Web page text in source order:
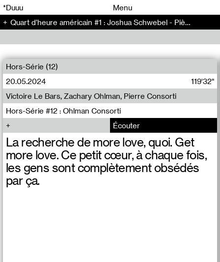
*Duuu
Menu
Quart d’heure américain #1 : Joshua Schwebel - Pièce (67)
Hors-Série (12)
20.05.2024
119'32"
Hors-Série #12 : Ohlman Consorti
Victoire Le Bars, Zachary Ohlman, Pierre Consorti
Écouter
La recherche de more love, quoi. Get
more love. Ce petit cœur, à chaque fois,
les gens sont complètement obsédés
par ça.
00 00
00 00